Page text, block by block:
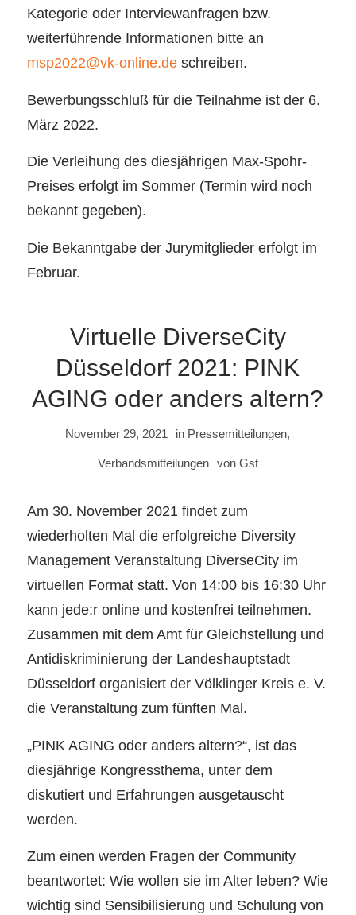
Kategorie oder Interviewanfragen bzw.
weiterführende Informationen bitte an
msp2022@vk-online.deschreiben.
Bewerbungsschluß für die Teilnahme ist der 6.
März 2022.
Die Verleihung des diesjährigen Max-Spohr-
Preises erfolgt im Sommer (Termin wird noch
bekannt gegeben).
Die Bekanntgabe der Jurymitglieder erfolgt im
Februar.
Virtuelle DiverseCity
Düsseldorf 2021: PINK
AGING oder anders altern?
November 29, 2021 in Pressemitteilungen,
Verbandsmitteilungen von Gst
Am 30. November 2021 findet zum
wiederholten Mal die erfolgreiche Diversity
Management Veranstaltung DiverseCity im
virtuellen Format statt. Von 14:00 bis 16:30 Uhr
kann jede:r online und kostenfrei teilnehmen.
Zusammen mit dem Amt für Gleichstellung und
Antidiskriminierung der Landeshauptstadt
Düsseldorf organisiert der Völklinger Kreis e. V.
die Veranstaltung zum fünften Mal.
„PINK AGING oder anders altern?“, ist das
diesjährige Kongressthema, unter dem
diskutiert und Erfahrungen ausgetauscht
werden.
Zum einen werden Fragen der Community
beantwortet: Wie wollen sie im Alter leben? Wie
wichtig sind Sensibilisierung und Schulung von